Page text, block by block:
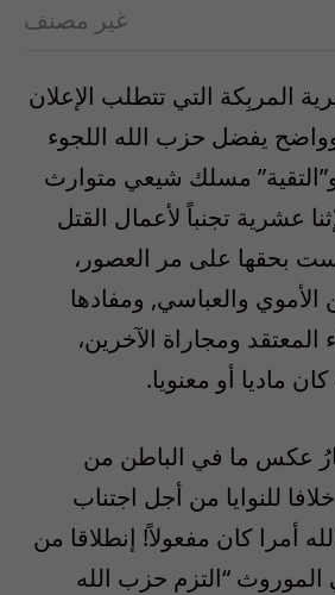
غير مصنف
المربِكة التي تتطلب الإعلان
يفضل حزب الله اللجوء
و”التقية” مسلك شيعي متوارث
عشرية تجنباً لأعمال القتل
بحقها على مر العصور،
والعباسي, ومفادها
ومجاراة الآخرين،
ماديا أو معنويا.
عكس ما في الباطن من
للنوايا من أجل اجتناب
أمرا كان مفعولاً! إنطلاقا من
الموروث “التزم حزب الله